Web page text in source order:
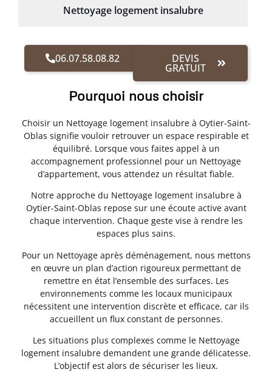
Nettoyage logement insalubre
06.07.58.08.82 DEVIS
GRATUIT
Pourquoi nous choisir
Choisir un Nettoyage logement insalubre à Oytier-Saint-
Oblas signifie vouloir retrouver un espace respirable et
équilibré. Lorsque vous faites appel à un
accompagnement professionnel pour un Nettoyage
d’appartement, vous attendez un résultat fiable.
Notre approche du Nettoyage logement insalubre à
Oytier-Saint-Oblas repose sur une écoute active avant
chaque intervention. Chaque geste vise à rendre les
espaces plus sains.
Pour un Nettoyage après déménagement, nous mettons
en œuvre un plan d’action rigoureux permettant de
remettre en état l’ensemble des surfaces. Les
environnements comme les locaux municipaux
nécessitent une intervention discrète et efficace, car ils
accueillent un flux constant de personnes.
Les situations plus complexes comme le Nettoyage
logement insalubre demandent une grande délicatesse.
L’objectif est alors de sécuriser les lieux.